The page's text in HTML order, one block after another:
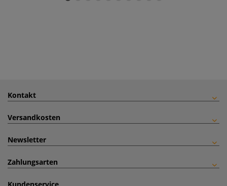
Kontakt
Versandkosten
Newsletter
Zahlungsarten